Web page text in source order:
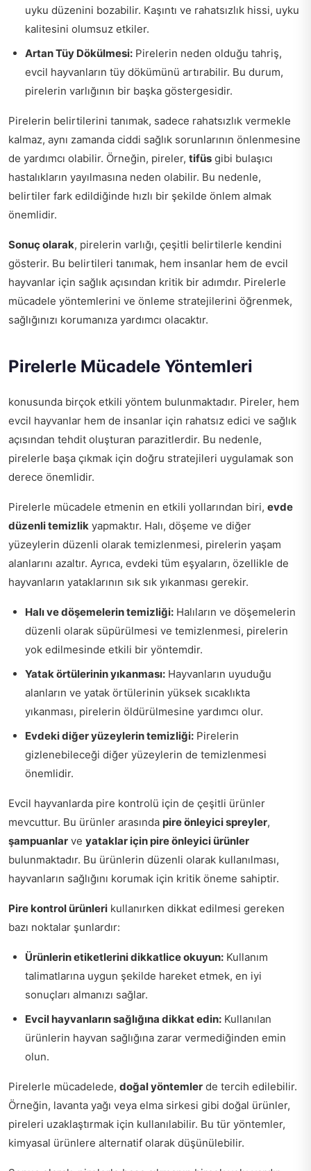
uyku düzenini bozabilir. Kaşıntı ve rahatsızlık hissi, uyku
kalitesini olumsuz etkiler.
Artan Tüy Dökülmesi: Pirelerin neden olduğu tahriş,
evcil hayvanların tüy dökümünü artırabilir. Bu durum,
pirelerin varlığının bir başka göstergesidir.
Pirelerin belirtilerini tanımak, sadece rahatsızlık vermekle
kalmaz, aynı zamanda ciddi sağlık sorunlarının önlenmesine
de yardımcı olabilir. Örneğin, pireler, tifüs gibi bulaşıcı
hastalıkların yayılmasına neden olabilir. Bu nedenle,
belirtiler fark edildiğinde hızlı bir şekilde önlem almak
önemlidir.
Sonuç olarak, pirelerin varlığı, çeşitli belirtilerle kendini
gösterir. Bu belirtileri tanımak, hem insanlar hem de evcil
hayvanlar için sağlık açısından kritik bir adımdır. Pirelerle
mücadele yöntemlerini ve önleme stratejilerini öğrenmek,
sağlığınızı korumanıza yardımcı olacaktır.
Pirelerle Mücadele Yöntemleri
konusunda birçok etkili yöntem bulunmaktadır. Pireler, hem
evcil hayvanlar hem de insanlar için rahatsız edici ve sağlık
açısından tehdit oluşturan parazitlerdir. Bu nedenle,
pirelerle başa çıkmak için doğru stratejileri uygulamak son
derece önemlidir.
Pirelerle mücadele etmenin en etkili yollarından biri, evde
düzenli temizlik yapmaktır. Halı, döşeme ve diğer
yüzeylerin düzenli olarak temizlenmesi, pirelerin yaşam
alanlarını azaltır. Ayrıca, evdeki tüm eşyaların, özellikle de
hayvanların yataklarının sık sık yıkanması gerekir.
Halı ve döşemelerin temizliği: Halıların ve döşemelerin
düzenli olarak süpürülmesi ve temizlenmesi, pirelerin
yok edilmesinde etkili bir yöntemdir.
Yatak örtülerinin yıkanması: Hayvanların uyuduğu
alanların ve yatak örtülerinin yüksek sıcaklıkta
yıkanması, pirelerin öldürülmesine yardımcı olur.
Evdeki diğer yüzeylerin temizliği: Pirelerin
gizlenebileceği diğer yüzeylerin de temizlenmesi
önemlidir.
Evcil hayvanlarda pire kontrolü için de çeşitli ürünler
mevcuttur. Bu ürünler arasında pire önleyici spreyler,
şampuanlar ve yataklar için pire önleyici ürünler
bulunmaktadır. Bu ürünlerin düzenli olarak kullanılması,
hayvanların sağlığını korumak için kritik öneme sahiptir.
Pire kontrol ürünleri kullanırken dikkat edilmesi gereken
bazı noktalar şunlardır:
Ürünlerin etiketlerini dikkatlice okuyun: Kullanım
talimatlarına uygun şekilde hareket etmek, en iyi
sonuçları almanızı sağlar.
Evcil hayvanların sağlığına dikkat edin: Kullanılan
ürünlerin hayvan sağlığına zarar vermediğinden emin
olun.
Pirelerle mücadelede, doğal yöntemler de tercih edilebilir.
Örneğin, lavanta yağı veya elma sirkesi gibi doğal ürünler,
pireleri uzaklaştırmak için kullanılabilir. Bu tür yöntemler,
kimyasal ürünlere alternatif olarak düşünülebilir.